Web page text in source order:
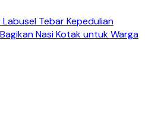
Tebar Kepedulian
Nasi Kotak untuk Warga